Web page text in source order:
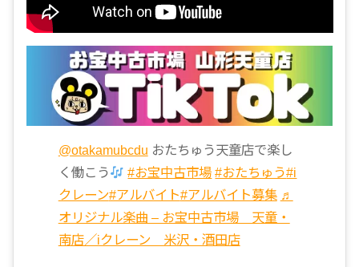
@otakamubcdu おたちゅう天童店で楽し
く働こう
#お宝中古市場 #おたちゅう#i
クレーン#アルバイト#アルバイト募集 ♬
オリジナル楽曲 – お宝中古市場 天童・
南店／iクレーン 米沢・酒田店